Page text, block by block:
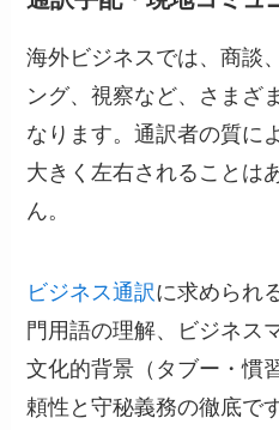
海外ビジネスでは、商談
ング、視察など、さまざ
なります。通訳者の質に
大きく左右されることは
ん。
ビジネス通訳に求められ
門用語の理解、ビジネス
文化的背景（タブー・慣
頼性と守秘義務の徹底です